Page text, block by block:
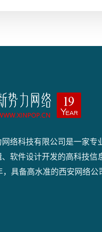
网络科技有限公司是一家专
软件设计开发的高科技信
具备高水准的西安网络公